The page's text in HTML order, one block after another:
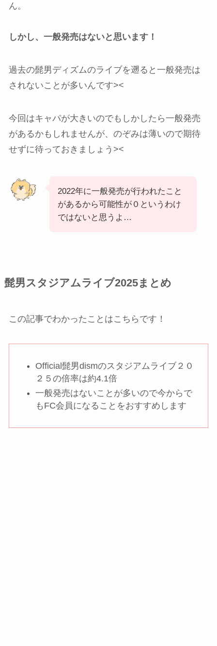
ん。
しかし、一般発売はないと思います！
過去の髭男ディズムのライブを遡ると一般発売は
されないことが多いんです><
今回はキャパが大きいのでもしかしたら一般発売
があるかもしれませんが、のぞみは薄いので期待
せずに待っておきましょう><
2022年に一般発売が行われたこと
があるから可能性が０というわけ
ではないと思うよ…
髭男スタジアムライブ2025まとめ
この記事でわかったことはこちらです！
Official髭男dismのスタジアムライブ２０
２５の倍率は約4.1倍
一般発売はないことが多いので今からで
もFC会員になることをおすすめします